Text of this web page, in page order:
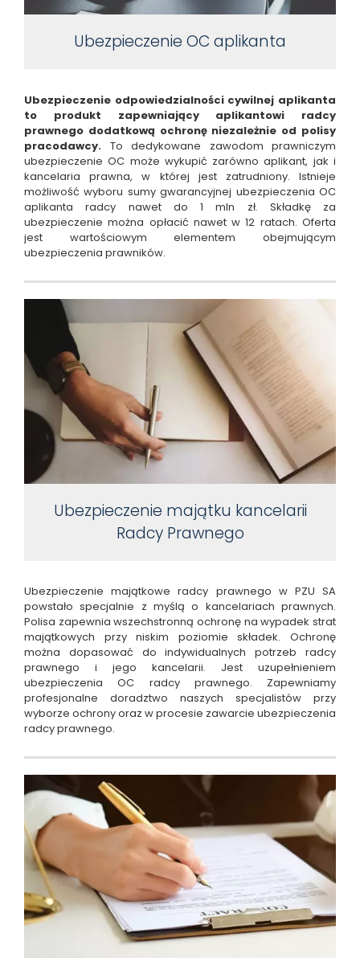
Ubezpieczenie OC aplikanta
Ubezpieczenie odpowiedzialności cywilnej aplikanta
to produkt zapewniający aplikantowi radcy
prawnego dodatkową ochronę niezależnie od polisy
pracodawcy. To dedykowane zawodom prawniczym
ubezpieczenie OC może wykupić zarówno aplikant, jak i
kancelaria prawna, w której jest zatrudniony. Istnieje
możliwość wyboru sumy gwarancyjnej ubezpieczenia OC
aplikanta radcy nawet do 1 mln zł. Składkę za
ubezpieczenie można opłacić nawet w 12 ratach. Oferta
jest wartościowym elementem obejmującym
ubezpieczenia prawników.
Ubezpieczenie majątku kancelarii
Radcy Prawnego
Ubezpieczenie majątkowe radcy prawnego w PZU SA
powstało specjalnie z myślą o kancelariach prawnych.
Polisa zapewnia wszechstronną ochronę na wypadek strat
majątkowych przy niskim poziomie składek. Ochronę
można dopasować do indywidualnych potrzeb radcy
prawnego i jego kancelarii. Jest uzupełnieniem
ubezpieczenia OC radcy prawnego. Zapewniamy
profesjonalne doradztwo naszych specjalistów przy
wyborze ochrony oraz w procesie zawarcie ubezpieczenia
radcy prawnego.